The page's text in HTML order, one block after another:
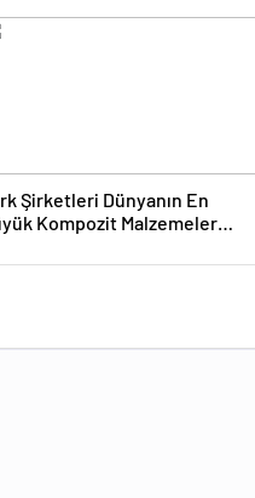
Şirketleri Dünyanın En
Kompozit Malzemeler